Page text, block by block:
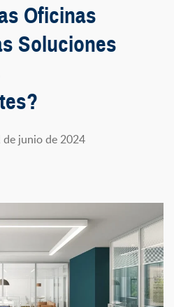
Oficinas
Soluciones
de junio de 2024